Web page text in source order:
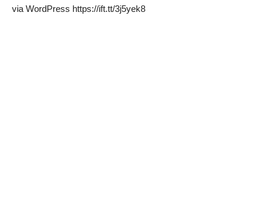
via WordPress https://ift.tt/3j5yek8